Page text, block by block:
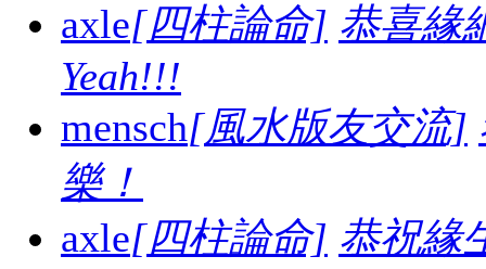
axle[四柱論命] 恭喜緣
Yeah!!!
mensch[風水版友交流]
樂！
axle[四柱論命] 恭祝緣